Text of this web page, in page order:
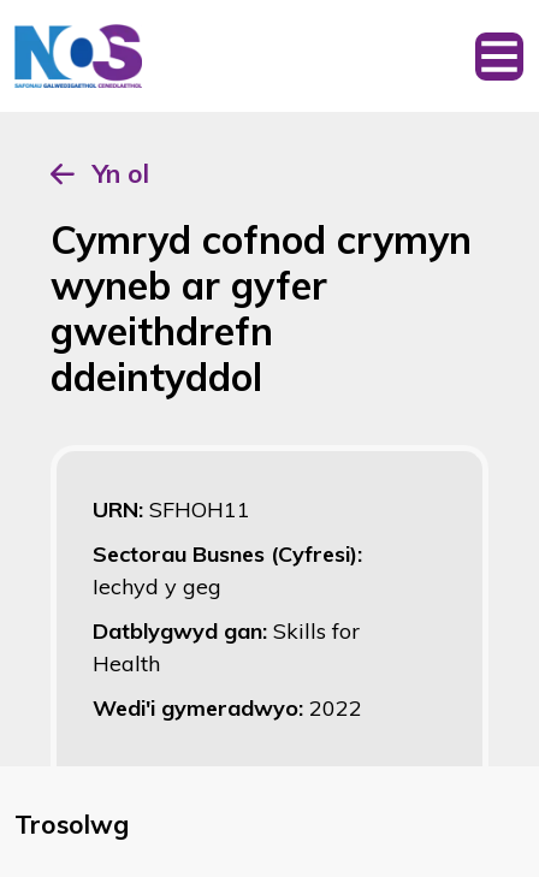
Yn ol
Cymryd cofnod crymyn
wyneb ar gyfer
gweithdrefn
ddeintyddol
URN: SFHOH11
Sectorau Busnes (Cyfresi):
Iechyd y geg
Datblygwyd gan: Skills for
Health
Wedi'i gymeradwyo: 2022
Trosolwg